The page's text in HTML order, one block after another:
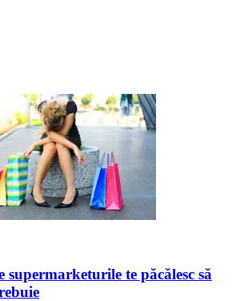
supermarketurile te păcălesc să